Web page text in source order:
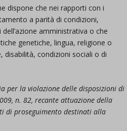
dispone che nei rapporti con i
a parità di condizioni,
amministrativa o che
genetiche, lingua, religione o
disabilità, condizioni sociali o di
per la violazione delle disposizioni di
n. 82, recante attuazione della
di proseguimento destinati alla